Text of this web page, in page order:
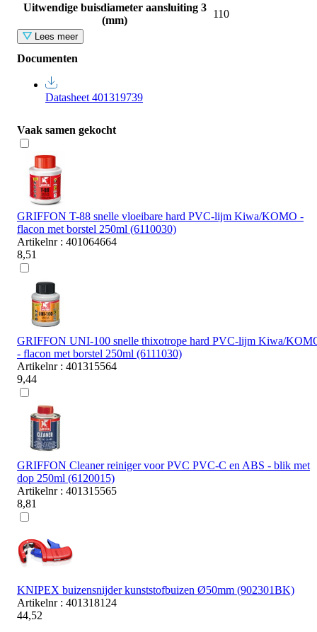
Uitwendige buisdiameter aansluiting 3
(mm)
110
Lees meer
Documenten
Datasheet 401319739
Vaak samen gekocht
GRIFFON T-88 snelle vloeibare hard PVC-lijm Kiwa/KOMO -
flacon met borstel 250ml (6110030)
Artikelnr : 401064664
8,51
GRIFFON UNI-100 snelle thixotrope hard PVC-lijm Kiwa/
- flacon met borstel 250ml (6111030)
Artikelnr : 401315564
9,44
GRIFFON Cleaner reiniger voor PVC PVC-C en ABS - blik met
dop 250ml (6120015)
Artikelnr : 401315565
8,81
KNIPEX buizensnijder kunststofbuizen Ø50mm (902301BK)
Artikelnr : 401318124
44,52